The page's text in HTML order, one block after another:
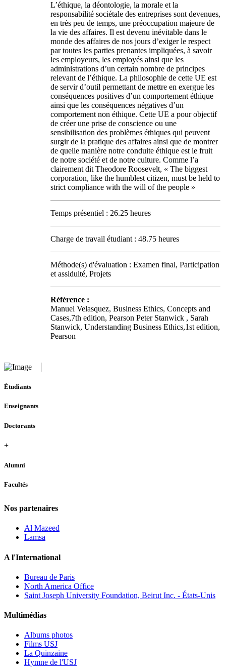
L’éthique, la déontologie, la morale et la
responsabilité sociétale des entreprises sont devenues,
en très peu de temps, une préoccupation majeure de
la vie des affaires. Il est devenu inévitable dans le
monde des affaires de nos jours d’exiger le respect
par toutes les parties prenantes impliquées, à savoir
les employeurs, les employés ainsi que les
administrations d’un certain nombre de principes
relevant de l’éthique. La philosophie de cette UE est
de servir d’outil permettant de mettre en exergue les
conséquences positives d’un comportement éthique
ainsi que les conséquences négatives d’un
comportement non éthique. Cette UE a pour objectif
de créer une prise de conscience ou une
sensibilisation des problèmes éthiques qui peuvent
surgir de la pratique des affaires ainsi que de montrer
de quelle manière notre conduite éthique est le fruit
de notre société et de notre culture. Comme l’a
clairement dit Theodore Roosevelt, « The biggest
corporation, like the humblest citizen, must be held to
strict compliance with the will of the people »
Temps présentiel : 26.25 heures
Charge de travail étudiant : 48.75 heures
Méthode(s) d'évaluation : Examen final, Participation
et assiduité, Projets
Référence :
Manuel Velasquez, Business Ethics, Concepts and
Cases,7th edition, Pearson Peter Stanwick , Sarah
Stanwick, Understanding Business Ethics,1st edition,
Pearson
Étudiants
Enseignants
Doctorants
+
Alumni
Facultés
Nos partenaires
Al Mazeed
Lamsa
A l'International
Bureau de Paris
North America Office
Saint Joseph University Foundation, Beirut Inc. - États-Unis
Multimédias
Albums photos
Films USJ
La Quinzaine
Hymne de l'USJ